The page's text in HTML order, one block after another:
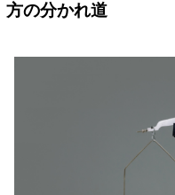
方の分かれ道